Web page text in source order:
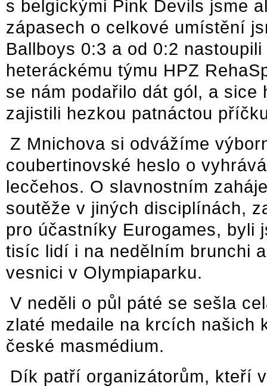
s belgickými Pink Devils jsme
zápasech o celkové umístění
Ballboys 0:3 a od 0:2
heteráckému týmu HPZ
se nám podařilo dát gól, a
zajistili hezkou patnáctou
Z Mnichova si odvážíme
coubertinovské heslo o
lecčehos. O slavnostním
soutěže v jiných disciplínách,
pro účastníky Eurogames, byli
tisíc lidí i na nedělním brunchi
vesnici v Olympiaparku.
V neděli o půl páté se sešla
zlaté medaile na krcích našich
české masmédium.
Dík patří organizátorům, kteří